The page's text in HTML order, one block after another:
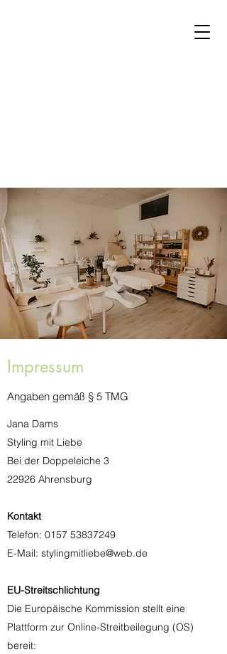
Impressum
Angaben gemäß § 5 TMG
Jana Dams
Styling mit Liebe
Bei der Doppeleiche 3
22926 Ahrensburg
Kontakt
Telefon: 0157 53837249
E-Mail: stylingmitliebe@web.de
EU-Streitschlichtung
Die Europäische Kommission stellt eine
Plattform zur Online-Streitbeilegung (OS)
bereit: